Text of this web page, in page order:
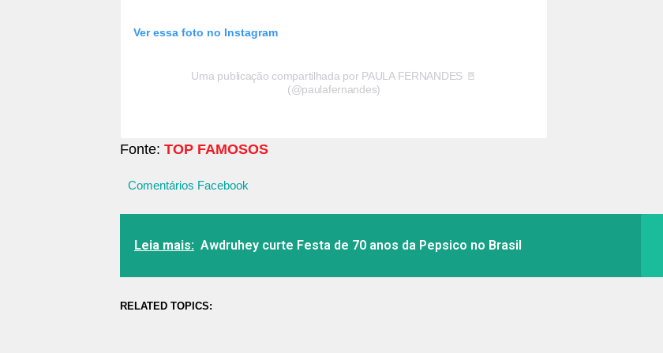
Ver essa foto no Instagram
Uma publicação compartilhada por PAULA FERNANDES 🚪
(@paulafernandes)
Fonte: TOP FAMOSOS
Comentários Facebook
Leia mais: Awdruhey curte Festa de 70 anos da Pepsico no Brasil
RELATED TOPICS: